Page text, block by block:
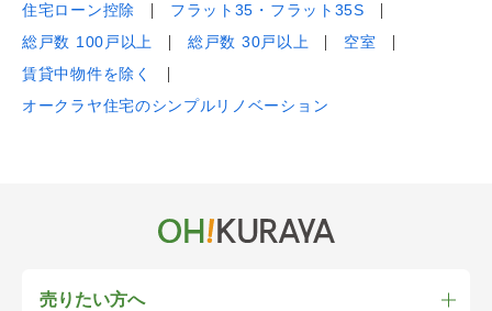
住宅ローン控除
フラット35・フラット35S
総戸数 100戸以上
総戸数 30戸以上
空室
賃貸中物件を除く
オークラヤ住宅のシンプルリノベーション
売りたい方へ